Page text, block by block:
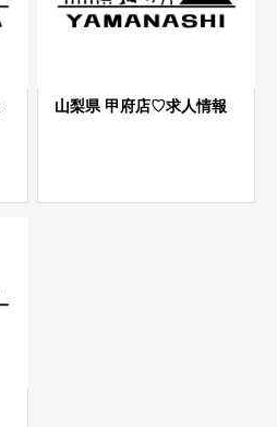
山梨県 甲府店♡求人情報